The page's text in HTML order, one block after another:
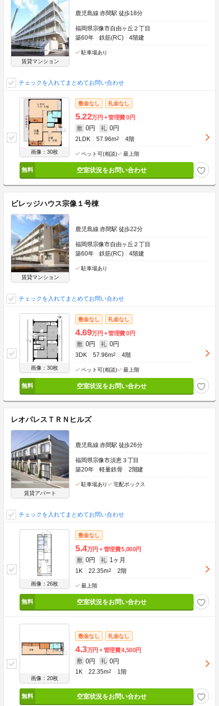
賃貸マンション
鹿児島線 赤間駅 徒歩18分
福岡県宗像市自由ヶ丘２丁目
築60年
鉄筋(RC) 4階建
駐車場あり
チェックを入れてまとめてお問い合わせ
画像：30枚
敷金なし 礼金なし
5.22万円 管理費0円
敷 0円 礼 0円
2LDK 57.96m2 4階
ペット可(相談) 最上階
空室状況をお問い合わせ
ビレッジハウス宗像１号棟
賃貸マンション
鹿児島線 赤間駅 徒歩22分
福岡県宗像市自由ヶ丘２丁目
築60年
鉄筋(RC) 4階建
駐車場あり
チェックを入れてまとめてお問い合わせ
画像：30枚
敷金なし 礼金なし
4.69万円 管理費0円
敷 0円 礼 0円
3DK 57.96m2 4階
ペット可(相談) 最上階
空室状況をお問い合わせ
レオパレスＴＲＮヒルズ
賃貸アパート
鹿児島線 赤間駅 徒歩26分
福岡県宗像市須恵３丁目
築20年
軽量鉄骨 2階建
駐車場あり 宅配ボックス
チェックを入れてまとめてお問い合わせ
画像：26枚
敷金なし
5.4万円 管理費5,000円
敷 0円 礼 1ヶ月
1K 22.35m2 2階
最上階
空室状況をお問い合わせ
画像：20枚
敷金なし 礼金なし
4.3万円 管理費4,500円
敷 0円 礼 0円
1K 22.35m2 1階
空室状況をお問い合わせ